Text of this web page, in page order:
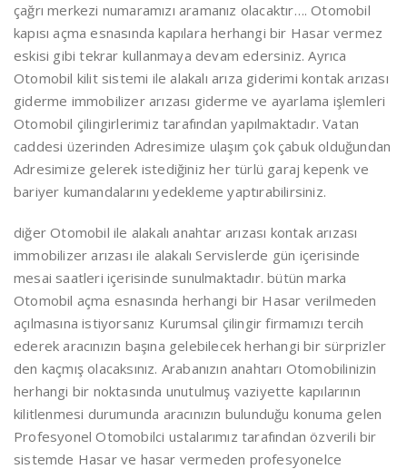
çağrı merkezi numaramızı aramanız olacaktır…. Otomobil
kapısı açma esnasında kapılara herhangi bir Hasar vermez
eskisi gibi tekrar kullanmaya devam edersiniz. Ayrıca
Otomobil kilit sistemi ile alakalı arıza giderimi kontak arızası
giderme immobilizer arızası giderme ve ayarlama işlemleri
Otomobil çilingirlerimiz tarafından yapılmaktadır. Vatan
caddesi üzerinden Adresimize ulaşım çok çabuk olduğundan
Adresimize gelerek istediğiniz her türlü garaj kepenk ve
bariyer kumandalarını yedekleme yaptırabilirsiniz.
diğer Otomobil ile alakalı anahtar arızası kontak arızası
immobilizer arızası ile alakalı Servislerde gün içerisinde
mesai saatleri içerisinde sunulmaktadır. bütün marka
Otomobil açma esnasında herhangi bir Hasar verilmeden
açılmasına istiyorsanız Kurumsal çilingir firmamızı tercih
ederek aracınızın başına gelebilecek herhangi bir sürprizler
den kaçmış olacaksınız. Arabanızın anahtarı Otomobilinizin
herhangi bir noktasında unutulmuş vaziyette kapılarının
kilitlenmesi durumunda aracınızın bulunduğu konuma gelen
Profesyonel Otomobilci ustalarımız tarafından özverili bir
sistemde Hasar ve hasar vermeden profesyonelce